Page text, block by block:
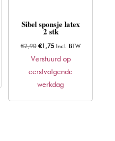
Sibel sponsje latex
2 stk
€2,90 Oorspronkelijke
prijs
was:
€2,90.
€1,75Huidige
prijs
is:
€1,75.
Incl. BTW
Verstuurd op
eerstvolgende
werkdag